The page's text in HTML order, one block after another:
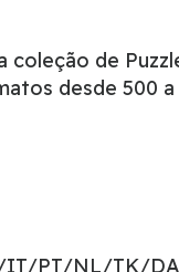
coleção de
desde 500
IT/PT/NL/TK/